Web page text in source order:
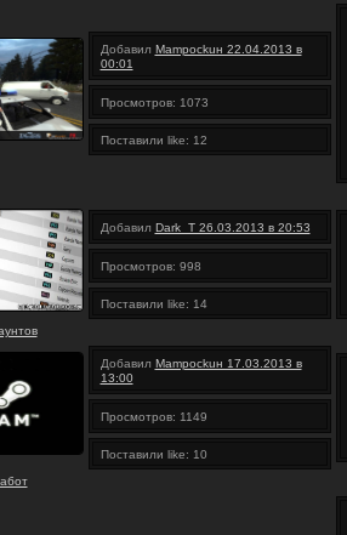
Добавил Mampockuн 22.04.2013 в
00:01
Просмотров: 1073
Поставили like: 12
Добавил Dark_T 26.03.2013 в 20:53
Просмотров: 998
Поставили like: 14
Добавил Mampockuн 17.03.2013 в
13:00
Просмотров: 1149
Поставили like: 10